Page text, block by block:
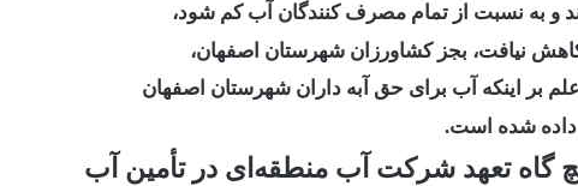
و به نسبت از تمام مصرف کنندگان آب کم شود،
نیافت، بجز کشاورزان شهرستان اصفهان،
بر اینکه آب برای حق آبه داران شهرستان اصفهان
داده شده است.
گاه تعهد شرکت آب منطقه‌ای در تأمین آب